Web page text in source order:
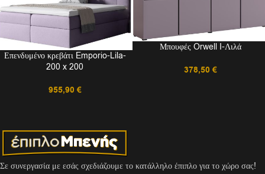
Επενδυμένο κρεβάτι Emporio-Lila-
200 x 200
955,90 €
Μπουφές Orwell I-Λιλά
378,50 €
Σε συνεργασία με εσάς σχεδιάζουμε το κατάλληλο έπιπλο για το χώρο σας!